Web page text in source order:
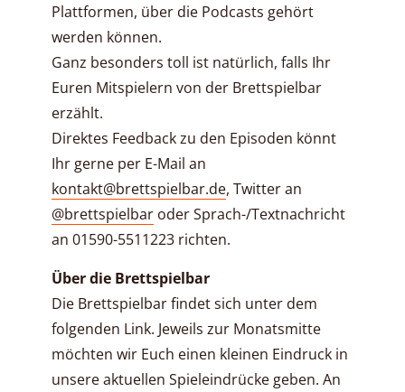
Plattformen, über die Podcasts gehört
werden können.
Ganz besonders toll ist natürlich, falls Ihr
Euren Mitspielern von der Brettspielbar
erzählt.
Direktes Feedback zu den Episoden könnt
Ihr gerne per E-Mail an
kontakt@brettspielbar.de, Twitter an
@brettspielbar oder Sprach-/Textnachricht
an 01590-5511223 richten.
Über die Brettspielbar
Die Brettspielbar findet sich unter dem
folgenden Link. Jeweils zur Monatsmitte
möchten wir Euch einen kleinen Eindruck in
unsere aktuellen Spieleindrücke geben. An